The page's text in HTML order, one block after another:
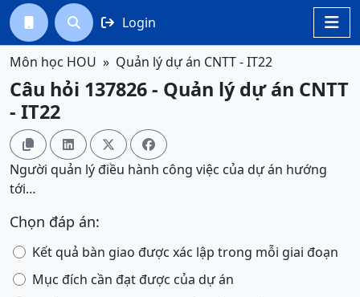

  Login
Môn học HOU Quản lý dự án CNTT - IT22
Câu hỏi 137826 - Quản lý dự án CNTT
- IT22
   
Người quản lý điều hành công việc của dự án hướng
tới…
Chọn đáp án:
Kết quả bàn giao được xác lập trong mỗi giai đoạn
Mục đích cần đạt được của dự án